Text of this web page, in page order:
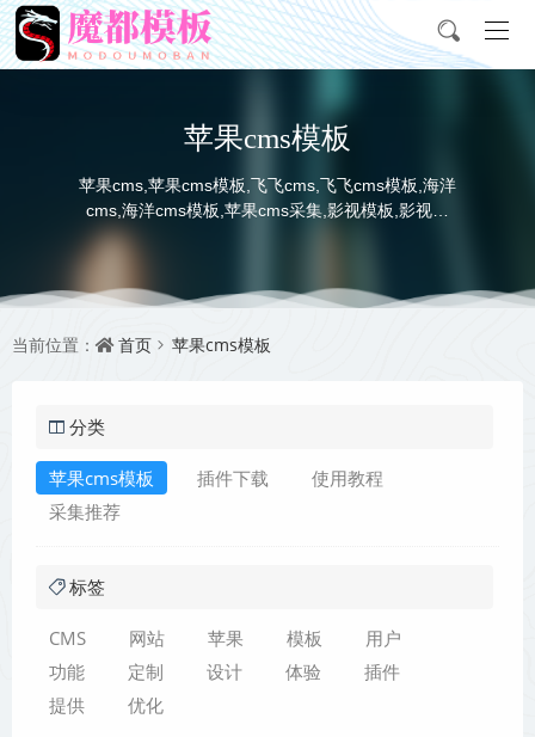
苹果cms模板
苹果cms,苹果cms模板,飞飞cms,飞飞cms模板,海洋
cms,海洋cms模板,苹果cms采集,影视模板,影视采
当前位置： 首页 苹果cms模板
分类
苹果cms模板 插件下载
使用教程
采集推荐
标签
CMS 网站 苹果 模板
用户
功能
定制 设计 体验
插件
提供
优化